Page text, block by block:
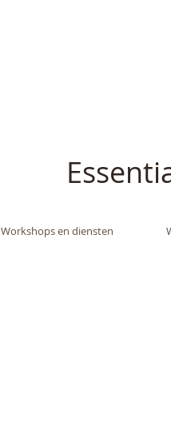
Workshops en diensten